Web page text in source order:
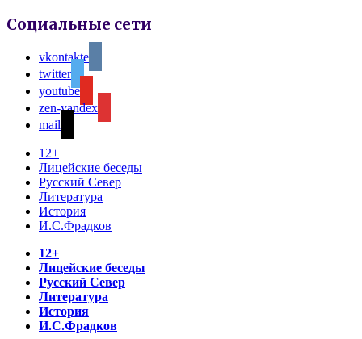
Социальные сети
vkontakte
twitter
youtube
zen-yandex
mail
12+
Лицейские беседы
Русский Север
Литература
История
И.С.Фрадков
12+
Лицейские беседы
Русский Север
Литература
История
И.С.Фрадков